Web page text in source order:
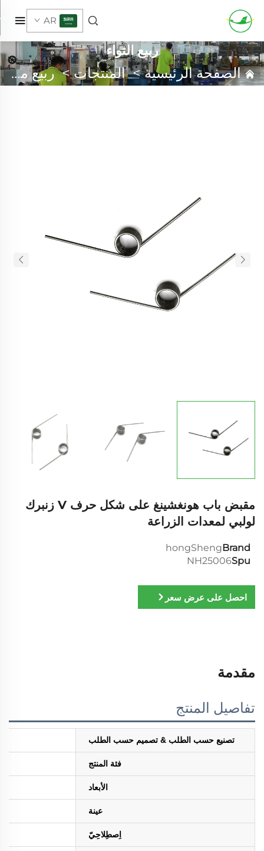
AR
ربيع التواء
الصفحة الرئيسية>المنتجات>ربيع مخصص
مقبض باب هونغشينغ على شكل حرف V زنبرك
لولبي لمعدات الزراعة
Brand
hongSheng
Spu
NH25006
احصل على عرض سعر
مقدمة
تفاصيل المنتج
تصنيع حسب الطلب & تصميم حسب الطلب
فئة المنتج
الأبعاد
عينة
اِصطِلاحِيّ